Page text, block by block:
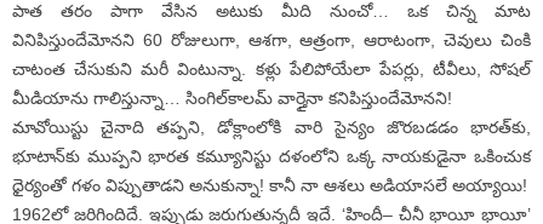
పాత తరం పాగా వేసిన అటుకు మీది నుంచో… ఒక చిన్న మాట
వినిపిస్తుందేమోనని 60 రోజులుగా, ఆశగా, ఆత్రంగా, ఆరాటంగా, చెవులు చింకి
చాటంత చేసుకుని మరీ వింటున్నా. కళ్లు పేలిపోయేలా పేపర్లు, టీవీలు, సోషల్‌
మీడియాను గాలిస్తున్నా… సింగిల్‌కాలమ్‌ వార్తైనా కనిపిస్తుందేమోనని!
మావోయిస్టు చైనాది తప్పని, డోక్లాంలోకి వారి సైన్యం జొరబడడం భారత్‌కు,
భూటాన్‌కు ముప్పని భారత కమ్యూనిస్టు దళంలోని ఒక్క నాయకుడైనా ఒకించుక
ధైర్యంతో గళం విప్పుతాడని అనుకున్నా! కానీ నా ఆశలు అడియాసలే అయ్యాయి!
1962లో జరిగిందిదే. ఇప్పుడు జరుగుతున్నదీ ఇదే. ‘హిందీ– చీనీ భాయీ భాయీ’